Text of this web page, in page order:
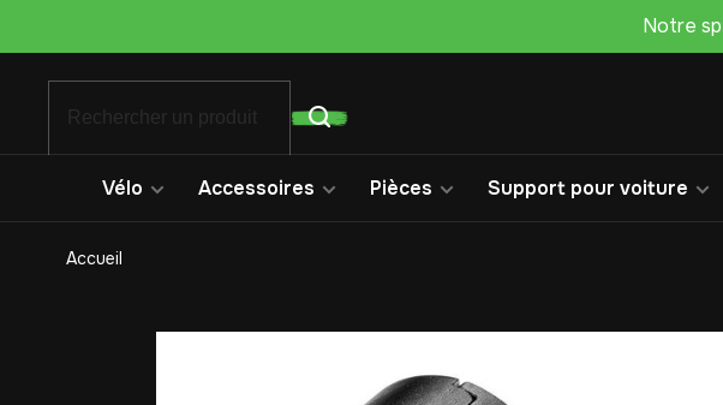
Notre
Vélo Accessoires Pièces Support pour voiture
Accueil